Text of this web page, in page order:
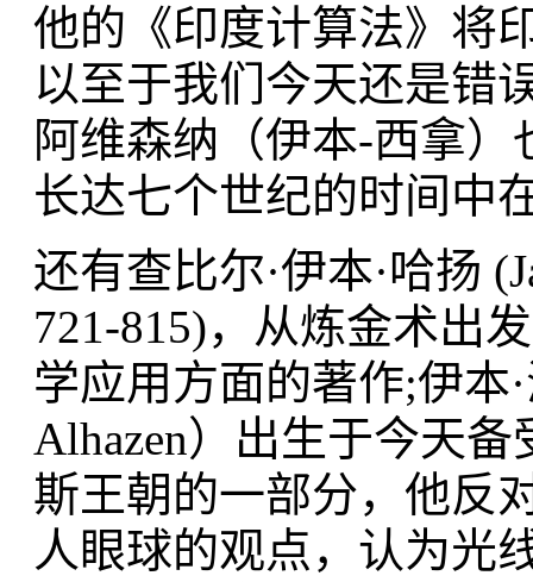
他的《印度计算法》将
以至于我们今天还是错
阿维森纳（伊本-西拿
长达七个世纪的时间中
还有查比尔·伊本·哈扬
721-815)，从炼金术出
学应用方面的著作;伊本
Alhazen）出生于今天
斯王朝的一部分，他反
人眼球的观点，认为光